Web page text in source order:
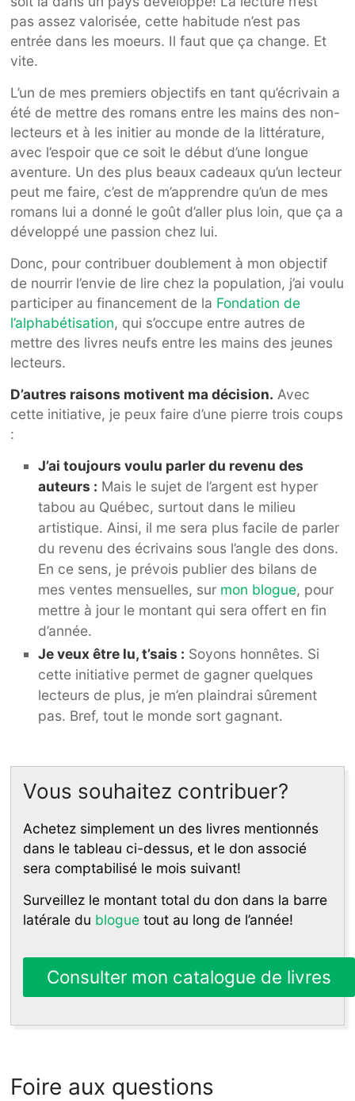
pas assez valorisée, cette habitude n’est pas
entrée dans les moeurs. Il faut que ça change. Et
vite.
L’un de mes premiers objectifs en tant qu’écrivain a
été de mettre des romans entre les mains des non-
lecteurs et à les initier au monde de la littérature,
avec l’espoir que ce soit le début d’une longue
aventure. Un des plus beaux cadeaux qu’un lecteur
peut me faire, c’est de m’apprendre qu’un de mes
romans lui a donné le goût d’aller plus loin, que ça a
développé une passion chez lui.
Donc, pour contribuer doublement à mon objectif
de nourrir l’envie de lire chez la population, j’ai voulu
participer au financement de la Fondation de
l’alphabétisation, qui s’occupe entre autres de
mettre des livres neufs entre les mains des jeunes
lecteurs.
D’autres raisons motivent ma décision. Avec
cette initiative, je peux faire d’une pierre trois coups
:
J’ai toujours voulu parler du revenu des
auteurs : Mais le sujet de l’argent est hyper
tabou au Québec, surtout dans le milieu
artistique. Ainsi, il me sera plus facile de parler
du revenu des écrivains sous l’angle des dons.
En ce sens, je prévois publier des bilans de
mes ventes mensuelles, sur mon blogue, pour
mettre à jour le montant qui sera offert en fin
d’année.
Je veux être lu, t’sais : Soyons honnêtes. Si
cette initiative permet de gagner quelques
lecteurs de plus, je m’en plaindrai sûrement
pas. Bref, tout le monde sort gagnant.
Vous souhaitez contribuer?
Achetez simplement un des livres mentionnés
dans le tableau ci-dessus, et le don associé
sera comptabilisé le mois suivant!
Surveillez le montant total du don dans la barre
latérale du blogue tout au long de l’année!
Foire aux questions